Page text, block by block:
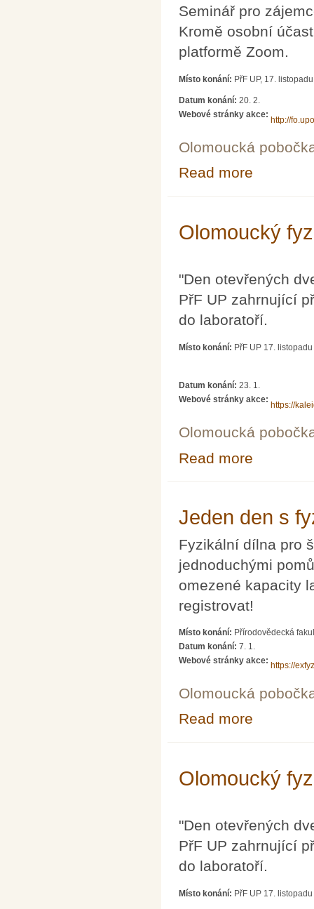
Seminář pro
Kromě osobní
platformě Zoom.
Místo konání: PřF UP, 17.
Datum konání: 20. 2.
Webové stránky akce:
http://
Olomoucká
Read more
Olomoucký
"Den otevřených
PřF UP zahrnující
do laboratoří.
Místo konání: PřF UP 17.
Datum konání: 23. 1.
Webové stránky akce:
https://
Olomoucká
Read more
Jeden den s
Fyzikální dílna pro
jednoduchými
omezené kapacity
registrovat!
Místo konání: Přírodovědecká
Datum konání: 7. 1.
Webové stránky akce:
https://
Olomoucká
Read more
Olomoucký
"Den otevřených
PřF UP zahrnující
do laboratoří.
Místo konání: PřF UP 17.